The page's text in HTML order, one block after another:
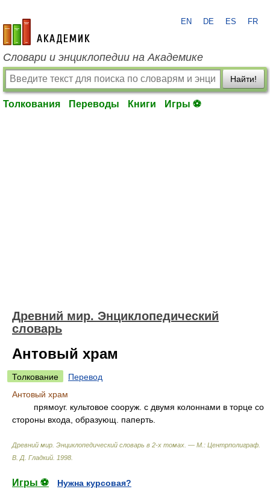
academic.ru
EN DE ES FR
Словари и энциклопедии на Академике
Найти!
Толкования Переводы Книги Игры ⚽
Древний мир. Энциклопедический
словарь
Антовый храм
Толкование
Перевод
Антовый храм
прямоуг. культовое сооруж. с двумя колоннами в торце со
стороны входа, образующ. паперть.
Древний мир. Энциклопедический словарь в 2-х томах. — М.: Центрполиграф
В. Д. Гладкий 1998
Игры ⚽
Нужна курсовая?